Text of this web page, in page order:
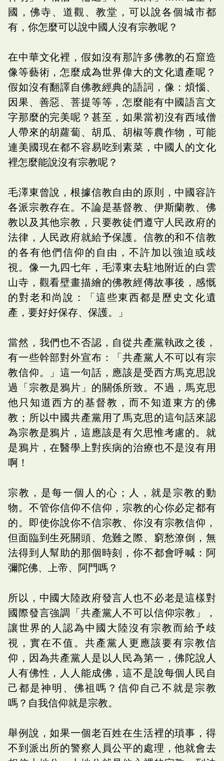
國，佛寺、道觀、教堂，可以說各個城市都
有，你怎麼可以說中國人沒有宗教呢？
在中華文化裡，假如沒有那許多佛教的石窟造
像等藝術，怎麼成為世界偉大的文化遺產呢？
假如沒有翻譯自佛教經典的語詞，像：煩惱、
因果、善惡、菩提等等，怎麼能有中國語言文
字那麼的完美呢？甚至，如果當初沒有西域僧
人帶來的胡蘿蔔、胡瓜、胡椒等農作物，可能
連美國現在都不容易吃到素菜，中國人的文化
裡怎麼能說沒有宗教呢？
毛澤東曾說，根據信教自由的原則，中國容許
各派宗教存在。不論是基督教、伊斯蘭教、佛
教以及其他宗教，只要教徒們遵守人民政府的
法律，人民政府就給予保護。信教的和不信教
的各有他們信仰的自由，不許加以強迫或歧
視。像一九四七年，毛澤東去駐地附近的白雲
山寺，觀看壁畫描繪的佛教經傳故事後，感慨
的對老和尚說：「這些東西都是歷史文化遺
產，要好好保存、保護。」
當然，我們也不否認，自從共產黨執政之後，
有一些幹部對外宣布：「共產黨人不可以有宗
教信仰。」這一句話，應該是受西方馬克思說
過「宗教是鴉片」的關係所致。不過，馬克思
他只知道西方的基督教，而不知道東方的佛
教；所以中國共產黨用了馬克思的這句話來認
為宗教是鴉片，這應該是有欠思惟考慮的。就
是鴉片，在醫學上對疾病的治療也不是沒有用
啊！
宗教，是每一個人的心；人，就是宗教的動
物。不管你信仰不信仰，宗教的心你必定都有
的。即使你說你不信宗教、你沒有宗教信仰，
但面臨到生死關頭、危難之際、窮愁潦倒，無
法得到人幫助的那個時刻，你不都會呼喊：阿
彌陀佛、上帝、阿門嗎？
所以，中國大陸政府發言人也不必老是這樣對
國際發言強調「共產黨人不可以信仰宗教」，
讓世界的人認為中國大陸沒有宗教而給予歧
視，實在不值。共產黨人更應該要有宗教信
仰，因為共產黨人是以人民為第一，佛陀說人
人有佛性，人人能成佛，這不是說每個人民自
己都是神明、佛祖嗎？信仰自己不就是宗教
嗎？自我信仰就是宗教。
舉例說，如果一個老百姓在生活裡的瑣事，得
不到派出所的警察人員公平的處理，他就會去